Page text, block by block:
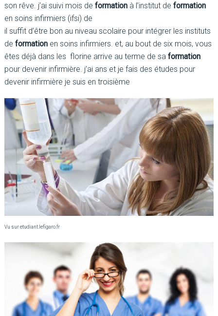
son rêve. j’ai suivi mois de formationà l’institut de formation
en soins infirmiers (ifsi) de
il suffit d’être bon au niveau scolaire pour intégrer les instituts
de formationen soins infirmiers. et, au bout de six mois, vous
êtes déjà dans les florine arrive au terme de sa formation
pour devenir infirmière. j’ai ans et je fais des études pour
devenir infirmière je suis en troisième
Vu sur etudiant.lefigaro.fr